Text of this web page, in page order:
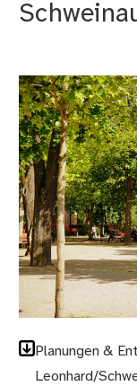
Planungen &
Leonhard/